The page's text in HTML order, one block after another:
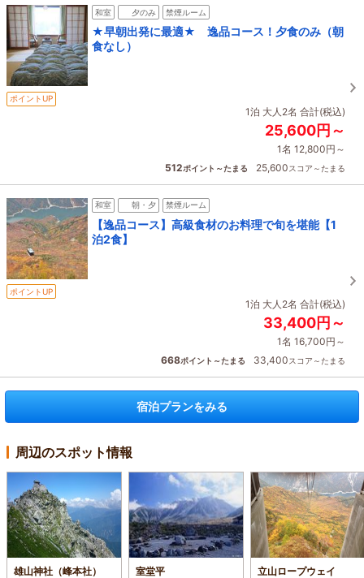
和室 夕のみ 禁煙ルーム
★早朝出発に最適★ 逸品コース！夕食のみ（朝
食なし）
ポイントUP
1泊 大人2名 合計(税込)
25,600円～
1名 12,800円～
512ポイント～たまる 25,600スコア～たまる
和室 朝・夕 禁煙ルーム
【逸品コース】高級食材のお料理で旬を堪能【1
泊2食】
ポイントUP
1泊 大人2名 合計(税込)
33,400円～
1名 16,700円～
668ポイント～たまる 33,400スコア～たまる
宿泊プランをみる
周辺のスポット情報
雄山神社（峰本社） 室堂平 立山ロープウェイ